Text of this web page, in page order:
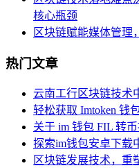
核心瓶颈
区块链赋能媒体管理
热门文章
云南工行区块链技术
轻松获取 Imtoken 钱
关于 im 钱包 FIL 转
探索im钱包安卓下载
区块链发展技术，重